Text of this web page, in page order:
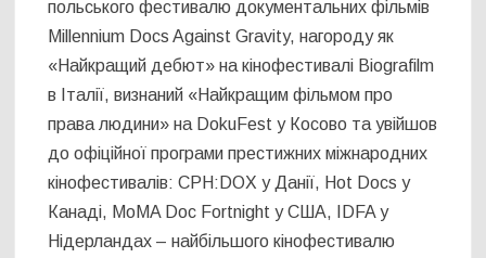
польського фестивалю документальних фільмів
Millennium Docs Against Gravity, нагороду як
«Найкращий дебют» на кінофестивалі Biografilm
в Італії, визнаний «Найкращим фільмом про
права людини» на DokuFest у Косово та увійшов
до офіційної програми престижних міжнародних
кінофестивалів: CPH:DOX у Данії, Hot Docs у
Канаді, MoMA Doc Fortnight у США, IDFA у
Нідерландах – найбільшого кінофестивалю